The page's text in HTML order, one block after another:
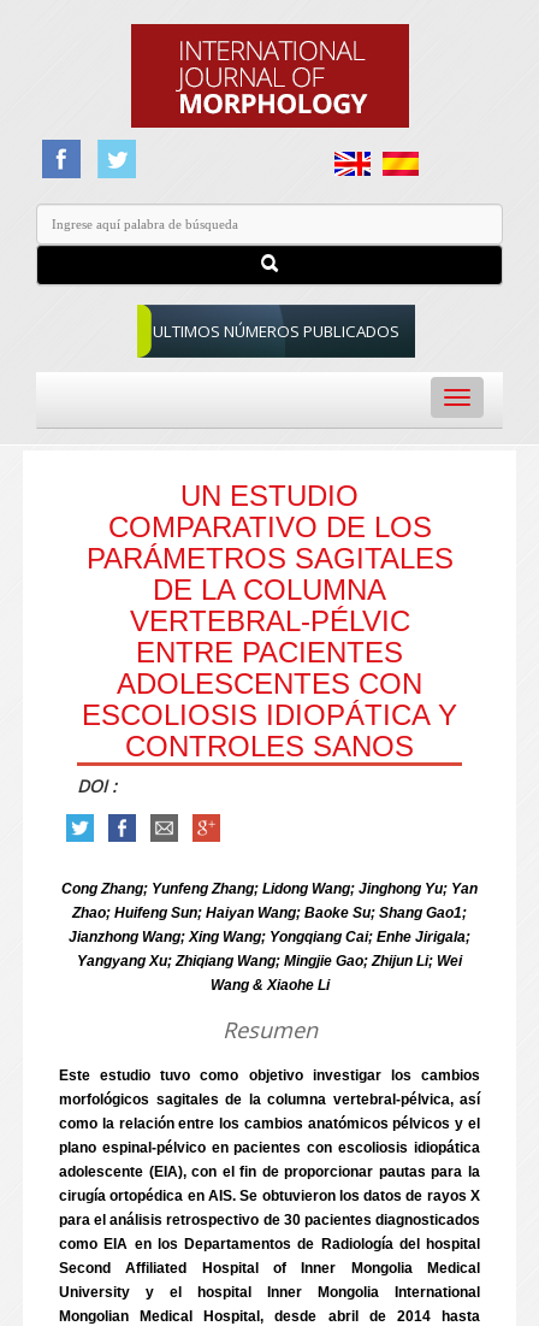
ULTIMOS NÚMEROS PUBLICADOS
Toggle
navigation
UN ESTUDIO
COMPARATIVO DE LOS
PARÁMETROS SAGITALES
DE LA COLUMNA
VERTEBRAL-PÉLVIC
ENTRE PACIENTES
ADOLESCENTES CON
ESCOLIOSIS IDIOPÁTICA Y
CONTROLES SANOS
DOI :
Cong Zhang; Yunfeng Zhang; Lidong Wang; Jinghong Yu; Yan
Zhao; Huifeng Sun; Haiyan Wang; Baoke Su; Shang Gao1;
Jianzhong Wang; Xing Wang; Yongqiang Cai; Enhe Jirigala;
Yangyang Xu; Zhiqiang Wang; Mingjie Gao; Zhijun Li; Wei
Wang & Xiaohe Li
Resumen
Este estudio tuvo como objetivo investigar los cambios
morfológicos sagitales de la columna vertebral-pélvica, así
como la relación entre los cambios anatómicos pélvicos y el
plano espinal-pélvico en pacientes con escoliosis idiopática
adolescente (EIA), con el fin de proporcionar pautas para la
cirugía ortopédica en AIS. Se obtuvieron los datos de rayos X
para el análisis retrospectivo de 30 pacientes diagnosticados
como EIA en los Departamentos de Radiología del hospital
Second Affiliated Hospital of Inner Mongolia Medical
University y el hospital Inner Mongolia International
Mongolian Medical Hospital, desde abril de 2014 hasta